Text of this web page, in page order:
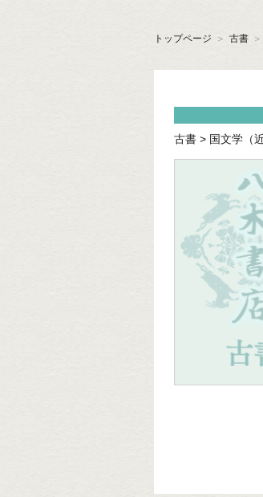
トップページ ＞ 古書 ＞
古書 > 国文学（